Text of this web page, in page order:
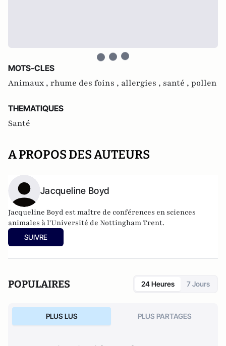
MOTS-CLES
Animaux , rhume des foins , allergies , santé , pollen
THEMATIQUES
Santé
A PROPOS DES AUTEURS
Jacqueline Boyd
Jacqueline Boyd est maître de conférences en sciences
animales à l'Université de Nottingham Trent.
SUIVRE
POPULAIRES 24 Heures 7 Jours
PLUS LUS PLUS PARTAGES